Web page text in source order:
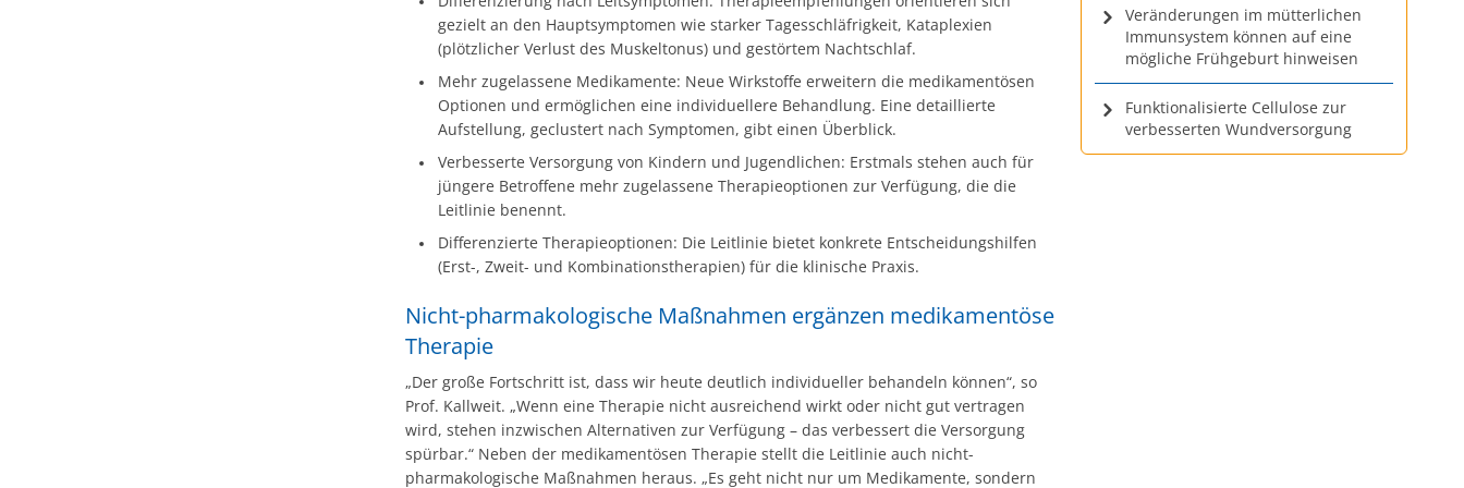
gezielt an den Hauptsymptomen wie starker Tagesschläfrigkeit, Kataplexien
(plötzlicher Verlust des Muskeltonus) und gestörtem Nachtschlaf.
Mehr zugelassene Medikamente: Neue Wirkstoffe erweitern die medikamentösen
Optionen und ermöglichen eine individuellere Behandlung. Eine detaillierte
Aufstellung, geclustert nach Symptomen, gibt einen Überblick.
Verbesserte Versorgung von Kindern und Jugendlichen: Erstmals stehen auch für
jüngere Betroffene mehr zugelassene Therapieoptionen zur Verfügung, die die
Leitlinie benennt.
Differenzierte Therapieoptionen: Die Leitlinie bietet konkrete Entscheidungshilfen
(Erst-, Zweit- und Kombinationstherapien) für die klinische Praxis.
Nicht-pharmakologische Maßnahmen ergänzen medikamentöse
Therapie
„Der große Fortschritt ist, dass wir heute deutlich individueller behandeln können“, so
Prof. Kallweit. „Wenn eine Therapie nicht ausreichend wirkt oder nicht gut vertragen
wird, stehen inzwischen Alternativen zur Verfügung – das verbessert die Versorgung
spürbar.“ Neben der medikamentösen Therapie stellt die Leitlinie auch nicht-
pharmakologische Maßnahmen heraus. „Es geht nicht nur um Medikamente, sondern
Veränderungen im mütterlichen
Immunsystem können auf eine
mögliche Frühgeburt hinweisen
Funktionalisierte Cellulose zur
verbesserten Wundversorgung